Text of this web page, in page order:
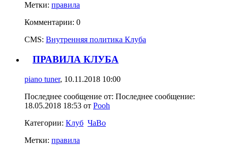
Метки: правила
Комментарии: 0
CMS: Внутренняя политика Клуба
ПРАВИЛА КЛУБА
piano tuner, 10.11.2018 10:00
Последнее сообщение от: Последнее сообщение:
18.05.2018 18:53 от Pooh
Категории: Клуб ЧаВо
Метки: правила